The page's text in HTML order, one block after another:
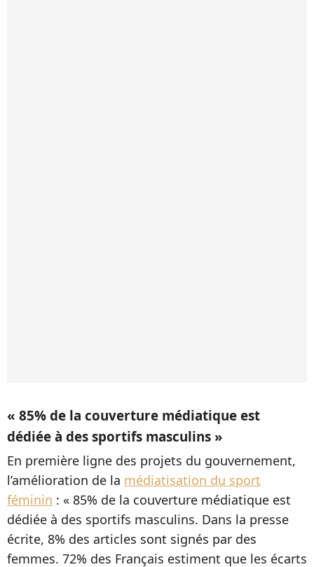
« 85% de la couverture médiatique est
dédiée à des sportifs masculins »
En première ligne des projets du gouvernement,
l’amélioration de la médiatisation du sport
féminin : « 85% de la couverture médiatique est
dédiée à des sportifs masculins. Dans la presse
écrite, 8% des articles sont signés par des
femmes. 72% des Français estiment que les écarts